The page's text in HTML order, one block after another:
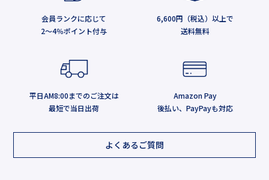
会員ランクに応じて
2～4％ポイント付与
6,600円（税込）以上で
送料無料
平日AM8:00までのご注文は
最短で当日出荷
Amazon Pay
後払い、PayPayも対応
よくあるご質問